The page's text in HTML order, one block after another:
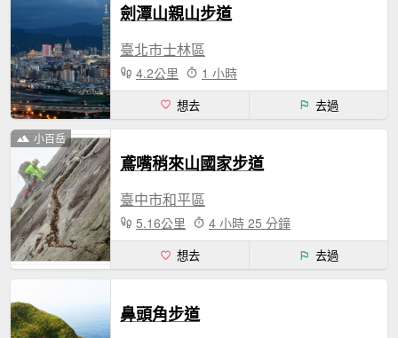
劍潭山親山步道
臺北市士林區
4.2公里 1 小時
想去 去過
小百岳
鳶嘴稍來山國家步道
臺中市和平區
5.16公里 4 小時 25 分鐘
想去 去過
鼻頭角步道